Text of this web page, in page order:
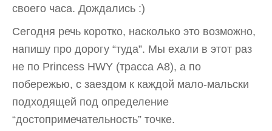
своего часа. Дождались :)
Сегодня речь коротко, насколько это возможно,
напишу про дорогу “туда”. Мы ехали в этот раз
не по Princess HWY (трасса A8), а по
побережью, с заездом к каждой мало-мальски
подходящей под определение
“достопримечательность” точке.